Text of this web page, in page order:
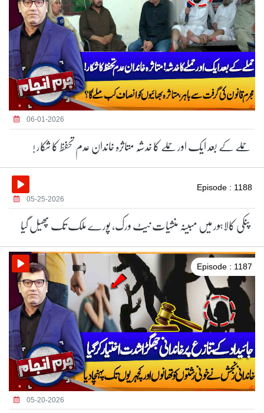
06-01-2026
حملے کے بعد ایک اور حملے کا خدشہ متاثرہ خاندان عدم تحفظ کا شکار !
Episode : 1188
05-25-2026
پنکی کالاہور میں مبینہ منشیات نیٹ ورک، پورے ملک تک پھیل گیا
Episode : 1187
05-20-2026